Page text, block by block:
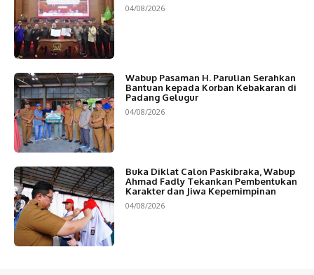
04/08/2026
Wabup Pasaman H. Parulian Serahkan
Bantuan kepada Korban Kebakaran di
Padang Gelugur
04/08/2026
Buka Diklat Calon Paskibraka, Wabup
Ahmad Fadly Tekankan Pembentukan
Karakter dan Jiwa Kepemimpinan
04/08/2026